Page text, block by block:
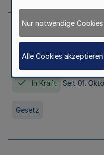
Gesetz über die
Nordrhein-
HG)
In Kraft Seit 01.
Gesetz
Nur notwendige
Alle Cookies akzeptieren